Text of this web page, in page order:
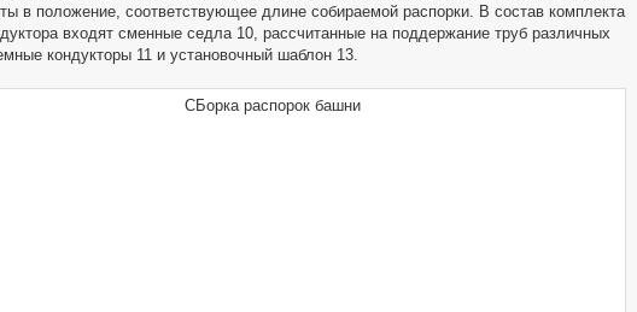
в положение, соответствующее длине собираемой распорки. В состав комплекта
входят сменные седла 10, рассчитанные на поддержание труб различных
кондукторы 11 и установочный шаблон 13.